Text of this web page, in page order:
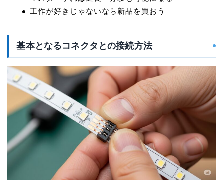
工作が好きじゃないなら新品を買おう
基本となるコネクタとの接続方法